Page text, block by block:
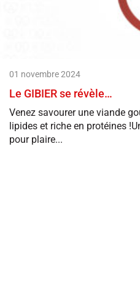
01 novembre 2024
Le GIBIER se révèle…
Venez savourer une viande
lipides et riche en protéines
pour plaire...